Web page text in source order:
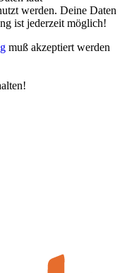
werden. Deine Daten
ist jederzeit möglich!
muß akzeptiert werden